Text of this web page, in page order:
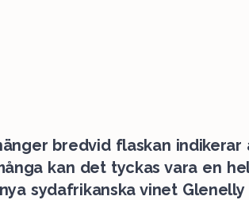
bredvid flaskan indikerar
kan det tyckas vara en
sydafrikanska vinet Glenelly